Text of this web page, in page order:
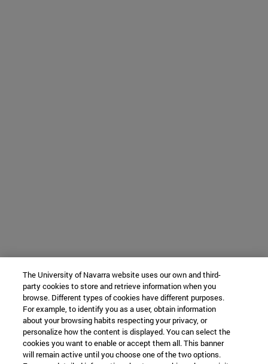
The University of Navarra website uses our own and third-
party cookies to store and retrieve information when you
browse. Different types of cookies have different purposes.
For example, to identify you as a user, obtain information
about your browsing habits respecting your privacy, or
personalize how the content is displayed. You can select the
cookies you want to enable or accept them all. This banner
will remain active until you choose one of the two options.